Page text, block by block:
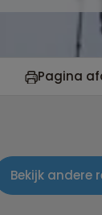
Pagina
Bekijk andere